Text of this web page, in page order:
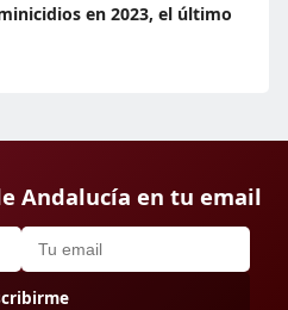
en 2023, el último
Andalucía en tu email